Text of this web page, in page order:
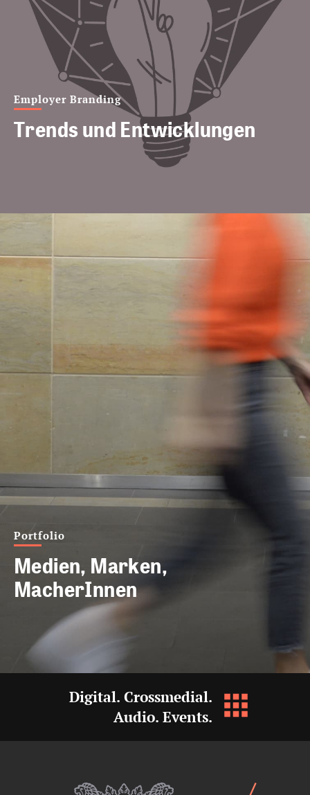
Employer Branding
Trends und Entwicklungen
Portfolio
Medien, Marken,
MacherInnen
Digital. Crossmedial.
Audio. Events.